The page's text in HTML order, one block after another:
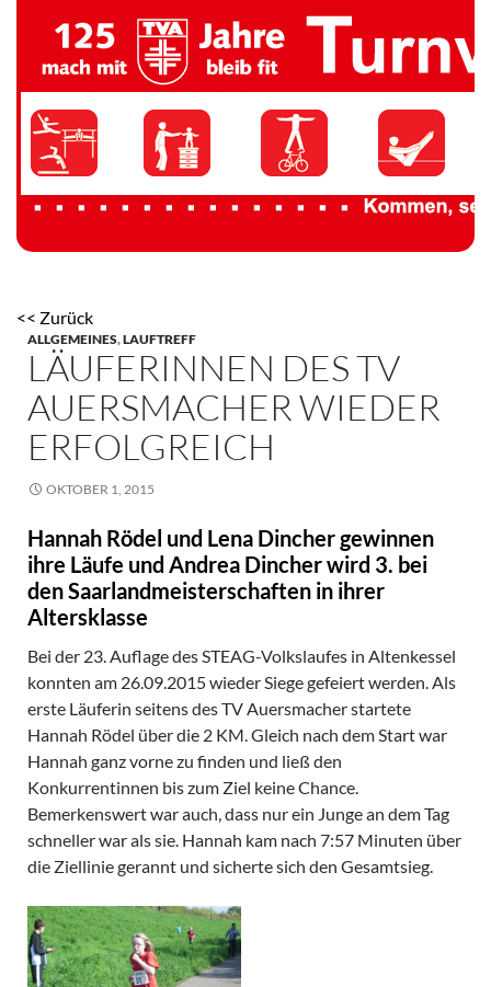
TV 1894 Auersmacher
<< Zurück
ALLGEMEINES,LAUFTREFF
LÄUFERINNEN DES TV
AUERSMACHER WIEDER
ERFOLGREICH
OKTOBER 1, 2015
Hannah Rödel und Lena Dincher gewinnen
ihre Läufe und Andrea Dincher wird 3. bei
den Saarlandmeisterschaften in ihrer
Altersklasse
Bei der 23. Auflage des STEAG-Volkslaufes in Altenkessel
konnten am 26.09.2015 wieder Siege gefeiert werden. Als
erste Läuferin seitens des TV Auersmacher startete
Hannah Rödel über die 2 KM. Gleich nach dem Start war
Hannah ganz vorne zu finden und ließ den
Konkurrentinnen bis zum Ziel keine Chance.
Bemerkenswert war auch, dass nur ein Junge an dem Tag
schneller war als sie. Hannah kam nach 7:57 Minuten über
die Ziellinie gerannt und sicherte sich den Gesamtsieg.